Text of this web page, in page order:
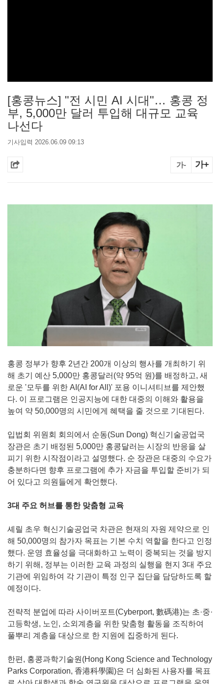
[홍콩뉴스] "전 시민 AI 시대"… 홍콩 정
부, 5,000만 달러 투입해 대규모 교육
나선다
기사입력 2026.06.09 09:13
가- 가+
홍콩 정부가 향후 2년간 200개 이상의 행사를 개최하기 위
해 초기 예산 5,000만 홍콩달러(약 95억 원)를 배정하고, 새
로운 '모두를 위한 AI(AI for All)' 포용 이니셔티브를 제안했
다. 이 프로그램은 인공지능에 대한 대중의 이해와 활용을
높여 약 50,000명의 시민에게 혜택을 줄 것으로 기대된다.
입법회 위원회 회의에서 순동(Sun Dong) 혁신기술공업국
장관은 초기 배정된 5,000만 홍콩달러는 시장의 반응을 살
피기 위한 시작점이라고 설명했다. 순 장관은 대중의 수요가
충분하다면 향후 프로그램에 추가 자금을 투입할 준비가 되
어 있다고 의원들에게 확언했다.
3대 주요 허브를 통한 맞춤형 교육
셰릴 초우 혁신기술공업국 차관은 현재의 자원 제약으로 인
해 50,000명의 참가자 목표는 기본 수치 역할을 한다고 인정
했다. 운영 효율성을 극대화하고 노력이 중복되는 것을 방지
하기 위해, 정부는 이러한 교육 과정의 실행을 현지 3대 주요
기관에 위임하여 각 기관이 특정 인구 집단을 담당하도록 할
예정이다.
전략적 분업에 따라 사이버포트(Cyberport, 數碼港)는 초·중·
고등학생, 노인, 소외계층을 위한 맞춤형 활동을 조직하여
풀뿌리 계층을 대상으로 한 지원에 집중하게 된다.
한편, 홍콩과학기술원(Hong Kong Science and Technology
Parks Corporation, 香港科學園)은 더 심화된 사용자를 목표